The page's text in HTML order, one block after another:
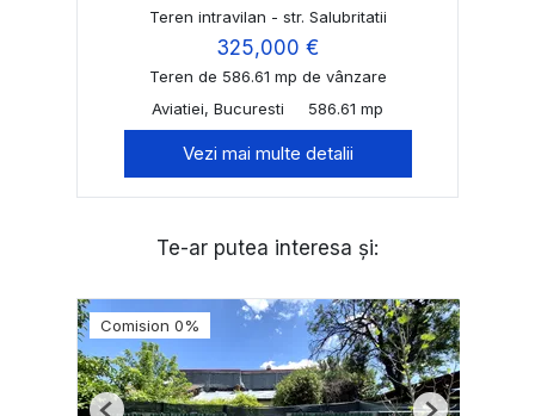
Teren intravilan - str. Salubritatii
325,000 €
Teren de 586.61 mp de vânzare
Aviatiei, Bucuresti
586.61 mp
Vezi mai multe detalii
Te-ar putea interesa și:
Comision 0%